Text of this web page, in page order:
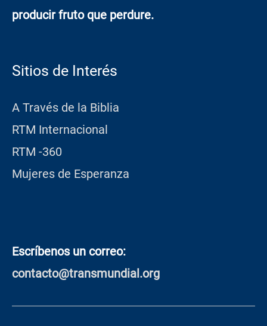
producir fruto que perdure.
Sitios de Interés
A Través de la Biblia
RTM Internacional
RTM -360
Mujeres de Esperanza
Escríbenos un correo:
contacto@transmundial.org